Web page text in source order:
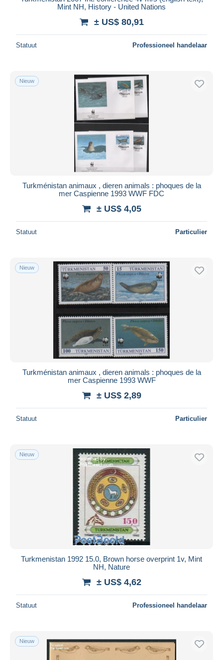
Mint NH, History - United Nations
± US$ 80,91
Statuut Professioneel handelaar
Nieuw
Turkménistan animaux , dieren animals : phoques de la
mer Caspienne 1993 WWF FDC
± US$ 4,05
Statuut Particulier
Nieuw
Turkménistan animaux , dieren animals : phoques de la
mer Caspienne 1993 WWF
± US$ 2,89
Statuut Particulier
Nieuw
Turkmenistan 1992 15.0, Brown horse overprint 1v, Mint
NH, Nature
± US$ 4,62
Statuut Professioneel handelaar
Nieuw